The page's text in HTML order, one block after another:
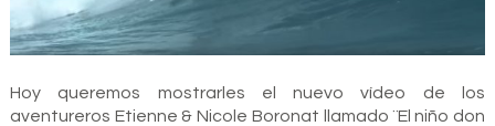
Hoy queremos mostrarles el nuevo vídeo de los
aventureros Etienne & Nicole Boronat llamado ¨El niño don